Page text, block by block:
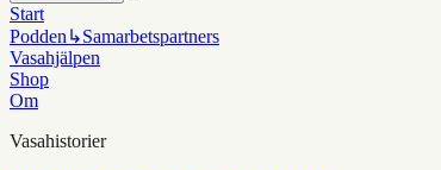
Start
Podden ↳Samarbetspartners
Vasahjälpen
Shop
Om
Vasahistorier